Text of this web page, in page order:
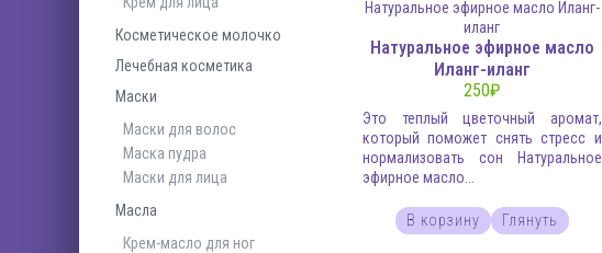
Натуральное эфирное масло
Иланг-иланг
250₽
Это теплый цветочный аромат,
который поможет снять стресс и
нормализовать сон Натуральное
эфирное масло...
В корзину Глянуть
Косметическое молочко
Лечебная косметика
Маски
Маски для волос
Маска пудра
Маски для лица
Масла
Крем-масло для ног